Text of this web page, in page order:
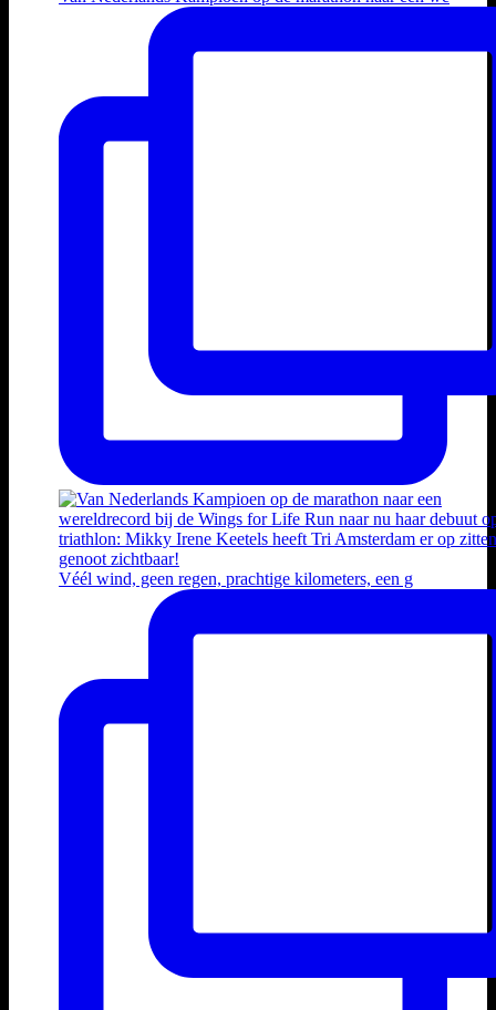
Véél wind, geen regen, prachtige kilometers, een g